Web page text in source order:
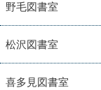
野毛図書室
松沢図書室
喜多見図書室